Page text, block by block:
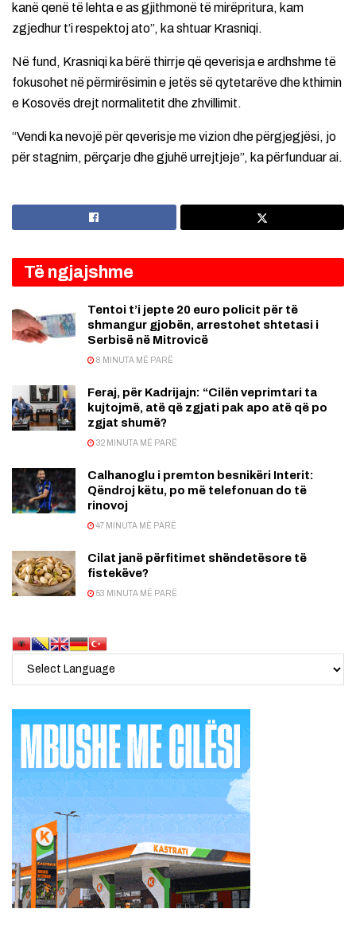
kanë qenë të lehta e as gjithmonë të mirëpritura, kam
zgjedhur t’i respektoj ato”, ka shtuar Krasniqi.
Në fund, Krasniqi ka bërë thirrje që qeverisja e ardhshme të
fokusohet në përmirësimin e jetës së qytetarëve dhe kthimin
e Kosovës drejt normalitetit dhe zhvillimit.
“Vendi ka nevojë për qeverisje me vizion dhe përgjegjësi, jo
për stagnim, përçarje dhe gjuhë urrejtjeje”, ka përfunduar ai.
Të ngjajshme
Tentoi t’i jepte 20 euro policit për të
shmangur gjobën, arrestohet shtetasi i
Serbisë në Mitrovicë
8 MINUTA MË PARË
Feraj, për Kadrijajn: “Cilën veprimtari ta
kujtojmë, atë që zgjati pak apo atë që po
zgjat shumë?
32 MINUTA MË PARË
Calhanoglu i premton besnikëri Interit:
Qëndroj këtu, po më telefonuan do të
rinovoj
47 MINUTA MË PARË
Cilat janë përfitimet shëndetësore të
fistekëve?
53 MINUTA MË PARË